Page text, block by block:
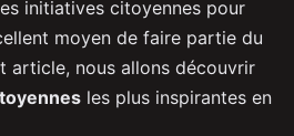
initiatives citoyennes pour
moyen de faire partie du
article, nous allons découvrir
les plus inspirantes en